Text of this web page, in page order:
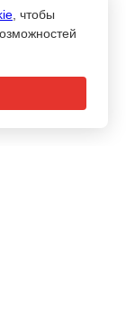
в онлайн
роста
, чтобы